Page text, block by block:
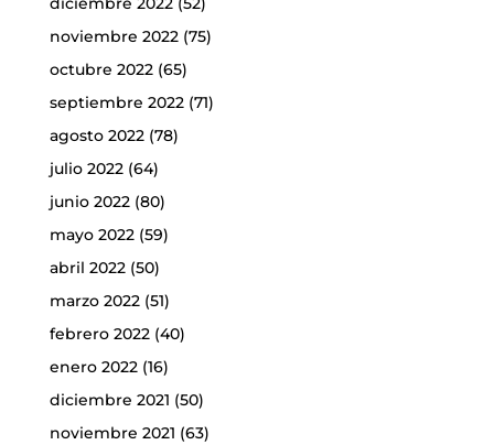
noviembre 2022(75)
octubre 2022(65)
septiembre 2022(71)
agosto 2022(78)
julio 2022(64)
junio 2022(80)
mayo 2022(59)
abril 2022(50)
marzo 2022(51)
febrero 2022(40)
enero 2022(16)
diciembre 2021 (50)
noviembre 2021 (63)